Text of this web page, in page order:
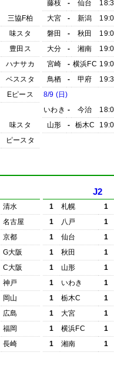
三協F柏
味スタ
豊田ス
ハナサカ
ベススタ
Eピース
味スタ
ピースタ
藤枝
- 仙台
大宮
- 新潟
磐田
- 秋田
大分
- 湘南
宮崎
- 横浜FC
鳥栖
- 甲府
8/9 (日)
いわき - 今治
山形
- 栃木C
清水
名古屋
京都
G大阪
C大阪
神戸
岡山
広島
福岡
長崎
J2
1 札幌
1
1
八戸
1
1
仙台
1
1
秋田
1
1
山形
1
1
いわき
1
1
栃木C
1
1
大宮
1
1
横浜FC
1
1
湘南 1